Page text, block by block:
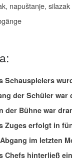
napuštanje, silazak
Schauspielers
der Schüler war
der Bühne war
Zuges erfolgt in
im letzten
Chefs hinterließ